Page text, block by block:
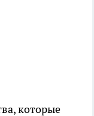
которые